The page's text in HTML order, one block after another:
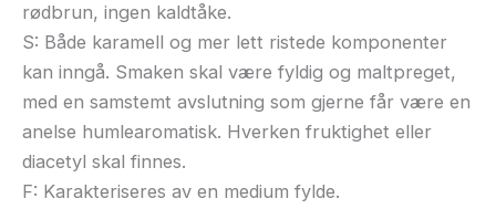
rødbrun, ingen kaldtåke.
S: Både karamell og mer lett ristede komponenter
kan inngå. Smaken skal være fyldig og maltpreget,
med en samstemt avslutning som gjerne får være en
anelse humlearomatisk. Hverken fruktighet eller
diacetyl skal finnes.
F: Karakteriseres av en medium fylde.